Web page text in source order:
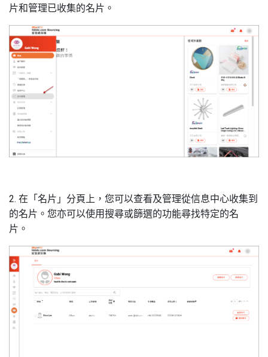
片和管理已收集的名片。
2. 在「名片」分頁上，您可以查看及管理從信息中心收集到
的名片。您亦可以使用搜尋或篩選的功能尋找特定的名
片。